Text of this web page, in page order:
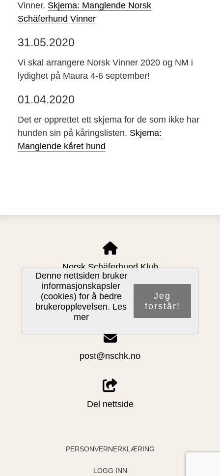
Vinner. Skjema: Manglende Norsk
Schäferhund Vinner
31.05.2020
Vi skal arrangere Norsk Vinner 2020 og NM i
lydighet på Maura 4-6 september!
01.04.2020
Det er opprettet ett skjema for de som ikke har
hunden sin på kåringslisten. Skjema:
Manglende kåret hund
Norsk Schäferhund Klub
c/o Arne Kristianstuen, Åsheimvn. 4
1461 Lørenskog
Org. 983 992 811/ Kontonr. 7874.05.75030
post@nschk.no
Del nettside
Denne nettsiden bruker
informasjonskapsler
(cookies) for å bedre
brukeropplevelsen. Les
mer
Jeg
forstår!
PERSONVERNERKLÆRING
LOGG INN